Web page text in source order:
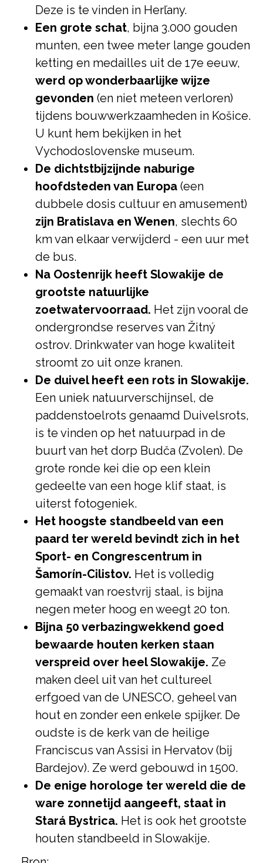
Deze is te vinden in Herľany.
Een grote schat, bijna 3.000 gouden
munten, een twee meter lange gouden
ketting en medailles uit de 17e eeuw,
werd op wonderbaarlijke wijze
gevonden (en niet meteen verloren)
tijdens bouwwerkzaamheden in Košice.
U kunt hem bekijken in het
Vychodoslovenske museum.
De dichtstbijzijnde naburige
hoofdsteden van Europa (een
dubbele dosis cultuur en amusement)
zijn Bratislava en Wenen, slechts 60
km van elkaar verwijderd - een uur met
de bus.
Na Oostenrijk heeft Slowakije de
grootste natuurlijke
zoetwatervoorraad. Het zijn vooral de
ondergrondse reserves van Žitný
ostrov. Drinkwater van hoge kwaliteit
stroomt zo uit onze kranen.
De duivel heeft een rots in Slowakije.
Een uniek natuurverschijnsel, de
paddenstoelrots genaamd Duivelsrots,
is te vinden op het natuurpad in de
buurt van het dorp Budča (Zvolen). De
grote ronde kei die op een klein
gedeelte van een hoge klif staat, is
uiterst fotogeniek.
Het hoogste standbeeld van een
paard ter wereld bevindt zich in het
Sport- en Congrescentrum in
Šamorín-Cilistov. Het is volledig
gemaakt van roestvrij staal, is bijna
negen meter hoog en weegt 20 ton.
Bijna 50 verbazingwekkend goed
bewaarde houten kerken staan
verspreid over heel Slowakije. Ze
maken deel uit van het cultureel
erfgoed van de UNESCO, geheel van
hout en zonder een enkele spijker. De
oudste is de kerk van de heilige
Franciscus van Assisi in Hervatov (bij
Bardejov). Ze werd gebouwd in 1500.
De enige horologe ter wereld die de
ware zonnetijd aangeeft, staat in
Stará Bystrica. Het is ook het grootste
houten standbeeld in Slowakije.